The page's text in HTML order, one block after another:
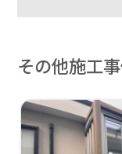
その他施工